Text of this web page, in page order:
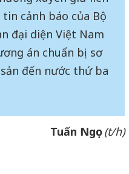
cảnh báo của Bộ
đại diện Việt Nam
án chuẩn bị sơ
đến nước thứ ba
Tuấn Ngọc(t/h)